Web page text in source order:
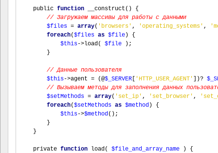
    public
function __construct ()
{
// Загружаем массивы для работы с данными
$files = array( 'browsers' , 'operating_systems' ,
foreach($files as $file )
{
$this->load( $file
);
}
// Данные пользователя
$this->agent = (@$_SERVER 'HTTP_USER_AGENT' ])?
// Вызываем методы для заполнения данных
$setMethods = array( 'set_ip' , 'set_browser' ,
foreach($setMethods as $method )
{
$this->$method();
}
}
    private
function load( $file_and_array_name )
{